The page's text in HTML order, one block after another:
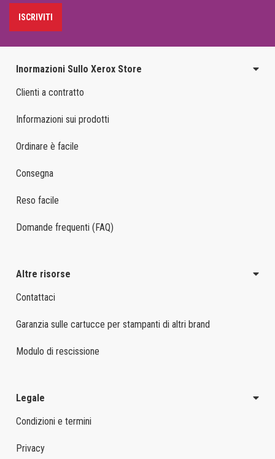
ISCRIVITI
Inormazioni Sullo Xerox Store
Clienti a contratto
Informazioni sui prodotti
Ordinare è facile
Consegna
Reso facile
Domande frequenti (FAQ)
Altre risorse
Contattaci
Garanzia sulle cartucce per stampanti di altri brand
Modulo di rescissione
Legale
Condizioni e termini
Privacy